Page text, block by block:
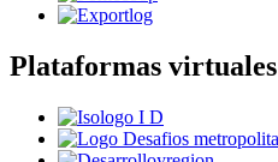
Plataformas virtuales